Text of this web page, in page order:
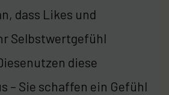
dass Likes und
Selbstwertgefühl
diese
– Sie schaffen ein Gefühl